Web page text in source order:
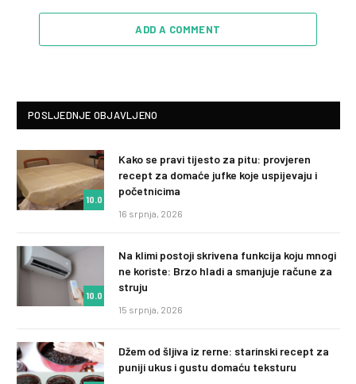
ADD A COMMENT
POSLJEDNJE OBJAVLJENO
10.0
Kako se pravi tijesto za pitu: provjeren
recept za domaće jufke koje uspijevaju i
početnicima
16 srpnja, 2026
10.0
Na klimi postoji skrivena funkcija koju mnogi
ne koriste: Brzo hladi a smanjuje račune za
struju
15 srpnja, 2026
Džem od šljiva iz rerne: starinski recept za
puniji ukus i gustu domaću teksturu